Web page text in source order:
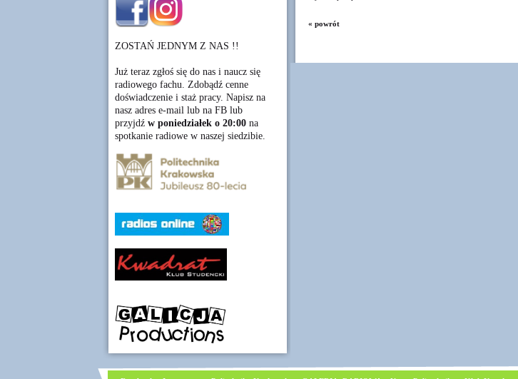
ZOSTAŃ JEDNYM Z NAS !!
Już teraz zgłoś się do nas i naucz się
radiowego fachu. Zdobądź cenne
doświadczenie i staż pracy. Napisz na
nasz adres e-mail lub na FB lub
przyjdź w poniedziałek o 20:00na
spotkanie radiowe w naszej siedzibie.
« powrót